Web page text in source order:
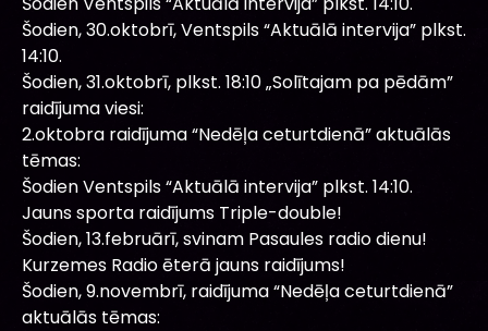
Šodien, 30.oktobrī, Ventspils “Aktuālā intervija” plkst.
14:10.
Šodien, 31.oktobrī, plkst. 18:10 „Solītajam pa pēdām”
raidījuma viesi:
2.oktobra raidījuma “Nedēļa ceturtdienā” aktuālās
tēmas:
Šodien Ventspils “Aktuālā intervija” plkst. 14:10.
Jauns sporta raidījums Triple-double!
Šodien, 13.februārī, svinam Pasaules radio dienu!
Kurzemes Radio ēterā jauns raidījums!
Šodien, 9.novembrī, raidījuma “Nedēļa ceturtdienā”
aktuālās tēmas: